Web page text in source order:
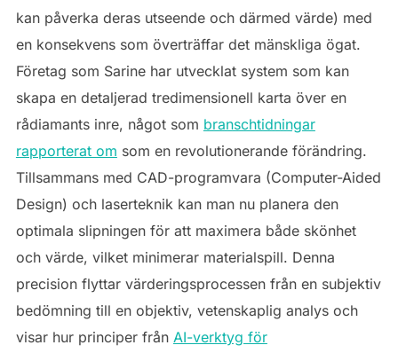
kan påverka deras utseende och därmed värde) med
en konsekvens som överträffar det mänskliga ögat.
Företag som Sarine har utvecklat system som kan
skapa en detaljerad tredimensionell karta över en
rådiamants inre, något som branschtidningar
rapporterat om som en revolutionerande förändring.
Tillsammans med CAD-programvara (Computer-Aided
Design) och laserteknik kan man nu planera den
optimala slipningen för att maximera både skönhet
och värde, vilket minimerar materialspill. Denna
precision flyttar värderingsprocessen från en subjektiv
bedömning till en objektiv, vetenskaplig analys och
visar hur principer från AI-verktyg för